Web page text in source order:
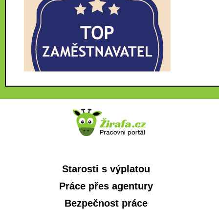
Starosti s výplatou
Práce přes agentury
Bezpečnost práce